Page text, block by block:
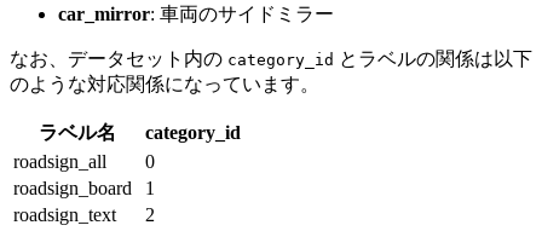
car_mirror: 車両のサイドミラー
なお、データセット内の category_id とラベルの関係は以下
のような対応関係になっています。
ラベル名
category_id
roadsign_all
0
roadsign_board
1
roadsign_text
2